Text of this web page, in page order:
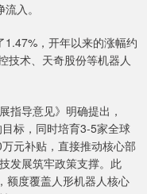
入。
，开年以来的涨幅约
技术、天奇股份等机器人
导意见》明确提出，
标，同时培育3-5家全球
元补贴，直接推动核心部
发展筑牢政策支撑。此
额度覆盖人形机器人核心